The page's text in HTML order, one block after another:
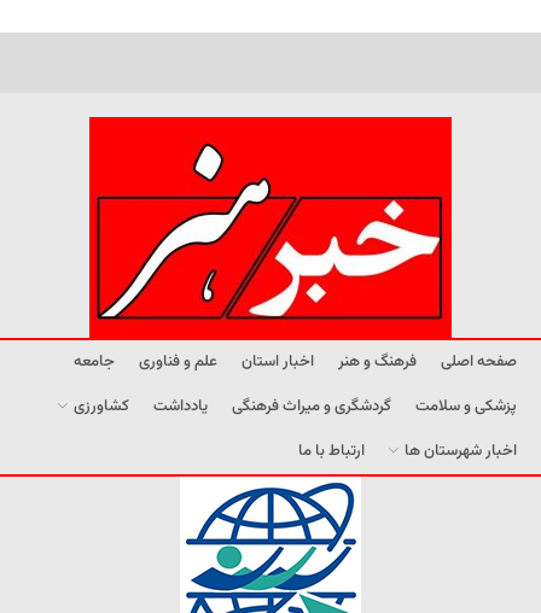
صفحه اصلی فرهنگ و هنر اخبار استان علم و فناوری
جامعه
پزشکی و سلامت
گردشگری و میراث فرهنگی یادداشت
کشاورزی
اخبار شهرستان ها
ارتباط با ما